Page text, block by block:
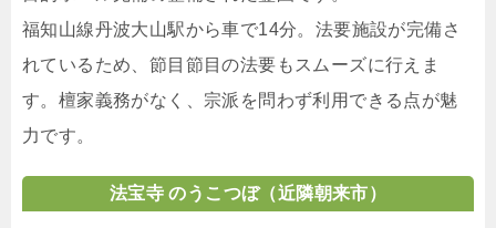
福知山線丹波大山駅から車で14分。法要施設が完備さ
れているため、節目節目の法要もスムーズに行えま
す。檀家義務がなく、宗派を問わず利用できる点が魅
力です。
法宝寺 のうこつぼ（近隣朝来市）